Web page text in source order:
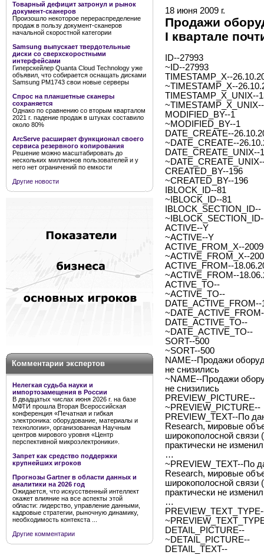
Товарный дефицит затронул и рынок
документ-сканеров
Произошло некоторое перераспределение
продаж в пользу документ-сканеров
начальной скоростной категории
Samsung выпускает твердотельные
диски со сверхскоростными
интерфейсами
Гиперскейлер Quanta Cloud Technology уже
объявил, что собирается оснащать дисками
Samsung PM1743 свои новые серверы
Спрос на планшетные сканеры
сохраняется
Однако по сравнению со вторым кварталом
2021 г. падение продаж в штуках составило
около 80%
ArcServe расширяет функционал своего
сервиса резервного копирования
Решение можно масштабировать до
нескольких миллионов пользователей и у
него нет ограничений по емкости
Другие новости
Комментарии экспертов
Нелегкая судьба науки и
импортозамещения в России
В двадцатых числах июня 2026 г. на базе
МФТИ прошла Вторая Всероссийская
конференция «Печатная и гибкая
электроника: оборудование, материалы и
технологии», организованная Научным
центров мирового уровня «Центр
перспективной микроэлектроники».
Запрет как средство поддержки
крупнейших игроков
Прогнозы Gartner в области данных и
аналитики на 2026 год
Ожидается, что искусственный интеллект
окажет влияние на все аспекты этой
области: лидерство, управление данными,
кадровые стратегии, рыночную динамику,
необходимость контекста ...
Другие комментарии
18 июня 2009 г.
Продажи
I квартале
ID--27993
~ID--27993
TIMESTAMP_X--
~TIMESTAMP_X--
TIMESTAMP_X_UNIX--
MODIFIED_BY--1
~MODIFIED_BY--1
DATE_CREATE--
~DATE_CREATE--
DATE_CREATE_UNIX--
CREATED_BY--196
~CREATED_BY--196
IBLOCK_ID--81
~IBLOCK_ID--81
IBLOCK_SECTION_ID--
ACTIVE--Y
~ACTIVE--Y
ACTIVE_FROM_X--
~ACTIVE_FROM_X--
ACTIVE_FROM--
~ACTIVE_FROM--
ACTIVE_TO--
~ACTIVE_TO--
DATE_ACTIVE_FROM--
DATE_ACTIVE_TO--
~DATE_ACTIVE_TO--
SORT--500
~SORT--500
NAME--Продажи
не снизились
~NAME--Продажи
не снизились
PREVIEW_PICTURE--
~PREVIEW_PICTURE--
PREVIEW_TEXT--По
Research, мировые
широкополосной связи
практически не
…
~PREVIEW_TEXT--По
Research, мировые
широкополосной связи
практически не
…
DETAIL_PICTURE--
~DETAIL_PICTURE--
DETAIL_TEXT--